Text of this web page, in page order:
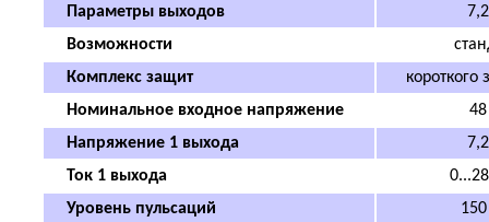
Параметры выходов
7,2
Возможности
Комплекс защит
Номинальное входное напряжение
48
Напряжение 1 выхода
7,2
Ток 1 выхода
0...
Уровень пульсаций
150